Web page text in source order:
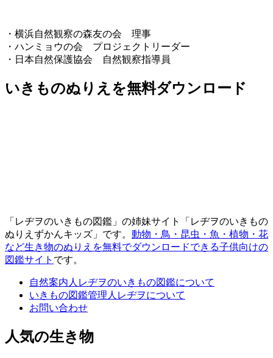
・横浜自然観察の森友の会 理事
・ハンミョウの会 プロジェクトリーダー
・日本自然保護協会 自然観察指導員
いきものぬりえを無料ダウンロード
「レヂヲのいきもの図鑑」の姉妹サイト「レヂヲのいきもの
ぬりえずかんキッズ」です。 動物・鳥・昆虫・魚・植物・花
など生き物のぬりえを無料でダウンロードできる子供向けの
図鑑サイト です。
自然案内人レヂヲのいきもの図鑑について
いきもの図鑑管理人レヂヲについて
お問い合わせ
人気の生き物